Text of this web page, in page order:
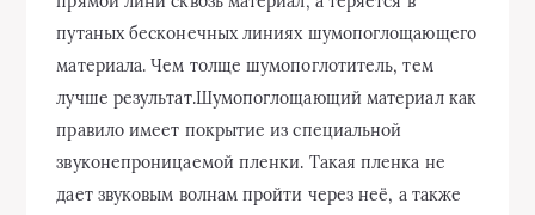
путаных бесконечных линиях шумопоглощающего
материала. Чем толще шумопоглотитель, тем
лучше результат.Шумопоглощающий материал как
правило имеет покрытие из специальной
звуконепроницаемой пленки. Такая пленка не
дает звуковым волнам пройти через неё, а также